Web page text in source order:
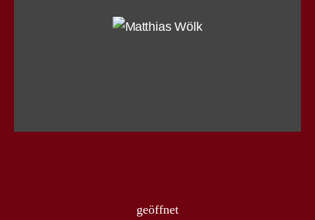
geöffnet